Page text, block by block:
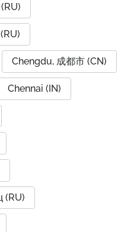
Chengdu, 成都市 (CN)
Chennai (IN)
(RU)